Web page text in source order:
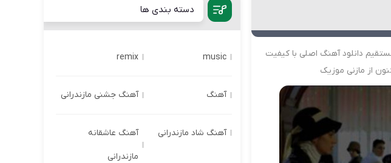
دانلود آهنگ اصلی با کیفیت
از مازنی موزیک
دسته بندی ها
music
remix
آهنگ آهنگ جشنی مازندرانی
آهنگ شاد مازندرانی آهنگ عاشقانه
مازندرانی